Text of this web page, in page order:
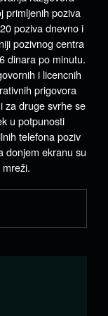
primljenih poziva
poziva dnevno i
pozivnog centra
dinara po minutu.
i licencnih
prigovora
za druge svrhe se
u potpunosti
telefona poziv
donjem ekranu su